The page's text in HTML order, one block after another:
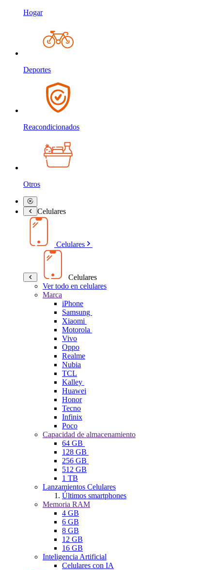
Hogar
Deportes
Reacondicionados
Otros
Celulares
Celulares
Celulares
Ver todo en celulares
Marca
iPhone
Samsung
Xiaomi
Motorola
Vivo
Oppo
Realme
Nubia
TCL
Kalley
Huawei
Honor
Tecno
Infinix
Poco
Capacidad de almacenamiento
64 GB
128 GB
256 GB
512 GB
1 TB
Lanzamientos Celulares
Últimos smartphones
Memoria RAM
4 GB
6 GB
8 GB
12 GB
16 GB
Inteligencia Artificial
Celulares con IA